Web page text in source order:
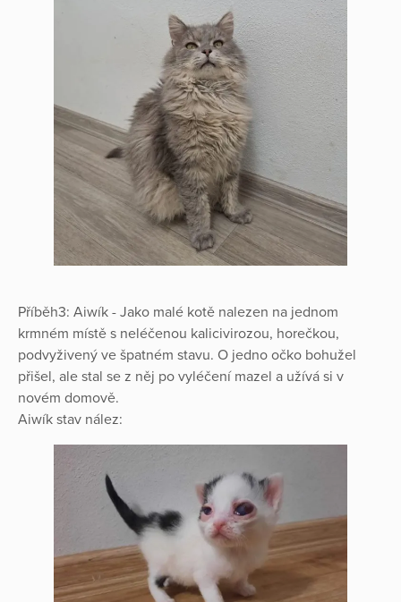
Příběh3: Aiwík - Jako malé kotě nalezen na jednom
krmném místě s neléčenou kalicivirozou, horečkou,
podvyživený ve špatném stavu. O jedno očko bohužel
přišel, ale stal se z něj po vyléčení mazel a užívá si v
novém domově.
Aiwík stav nález: